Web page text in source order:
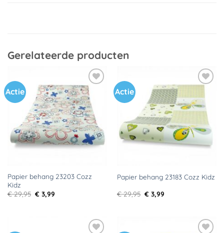
Gerelateerde producten
Actie
Toevoegen
aan
verlanglijst
Papier behang 23203 Cozz
Kidz
€29,95 Oorspronkelijke
prijs
€ 3,99Huidige
Actie
aan
verlanglijst
Papier behang 23183 Cozz Kidz
€29,95 Oorspronkelijke
prijs
€ 3,99Huidige